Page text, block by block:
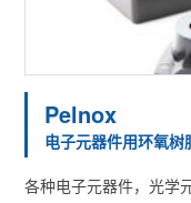
Pelnox
电子元器件用环氧树
各种电子元器件，光学